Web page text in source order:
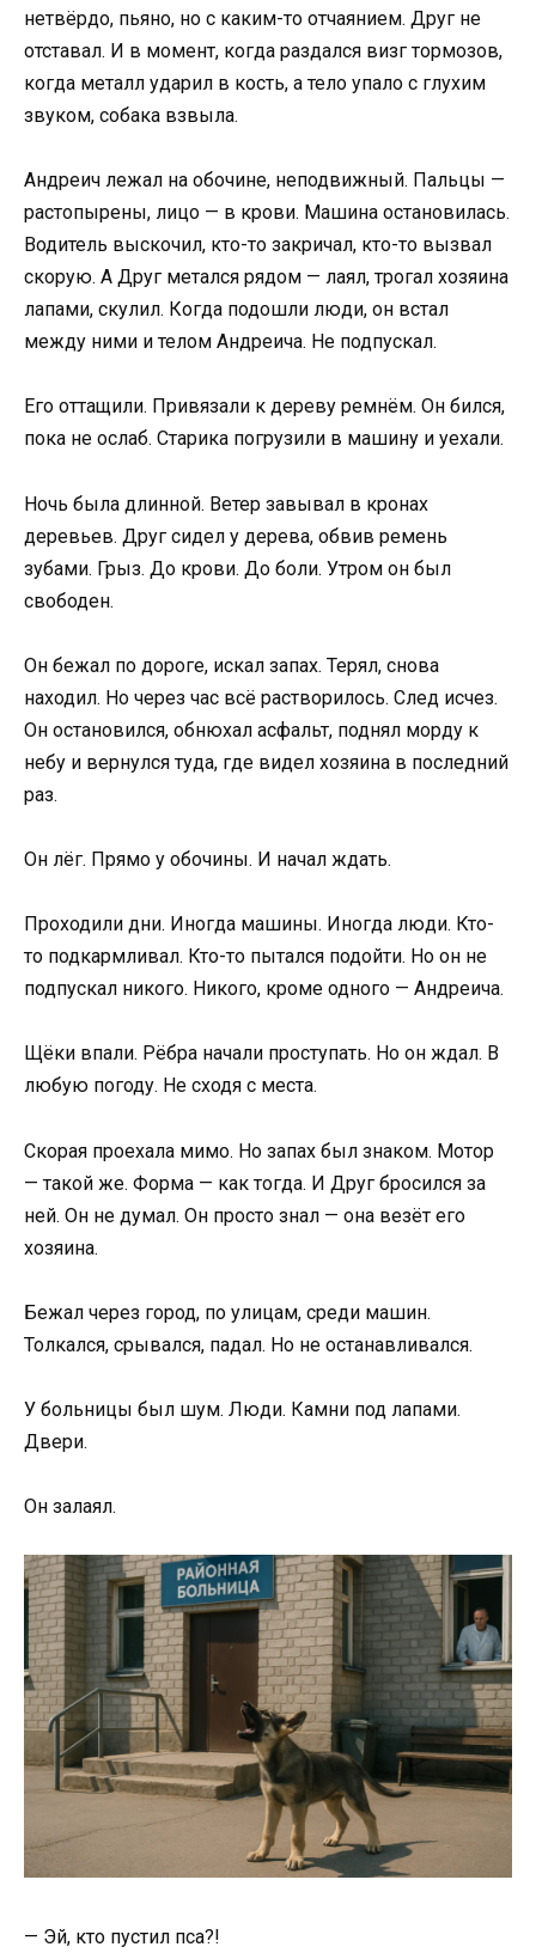
нетвёрдо, пьяно, но с каким-то отчаянием. Друг не
отставал. И в момент, когда раздался визг тормозов,
когда металл ударил в кость, а тело упало с глухим
звуком, собака взвыла.
Андреич лежал на обочине, неподвижный. Пальцы —
растопырены, лицо — в крови. Машина остановилась.
Водитель выскочил, кто-то закричал, кто-то вызвал
скорую. А Друг метался рядом — лаял, трогал хозяина
лапами, скулил. Когда подошли люди, он встал
между ними и телом Андреича. Не подпускал.
Его оттащили. Привязали к дереву ремнём. Он бился,
пока не ослаб. Старика погрузили в машину и уехали.
Ночь была длинной. Ветер завывал в кронах
деревьев. Друг сидел у дерева, обвив ремень
зубами. Грыз. До крови. До боли. Утром он был
свободен.
Он бежал по дороге, искал запах. Терял, снова
находил. Но через час всё растворилось. След исчез.
Он остановился, обнюхал асфальт, поднял морду к
небу и вернулся туда, где видел хозяина в последний
раз.
Он лёг. Прямо у обочины. И начал ждать.
Проходили дни. Иногда машины. Иногда люди. Кто-
то подкармливал. Кто-то пытался подойти. Но он не
подпускал никого. Никого, кроме одного — Андреича.
Щёки впали. Рёбра начали проступать. Но он ждал. В
любую погоду. Не сходя с места.
Скорая проехала мимо. Но запах был знаком. Мотор
— такой же. Форма — как тогда. И Друг бросился за
ней. Он не думал. Он просто знал — она везёт его
хозяина.
Бежал через город, по улицам, среди машин.
Толкался, срывался, падал. Но не останавливался.
У больницы был шум. Люди. Камни под лапами.
Двери.
Он залаял.
— Эй, кто пустил пса?!